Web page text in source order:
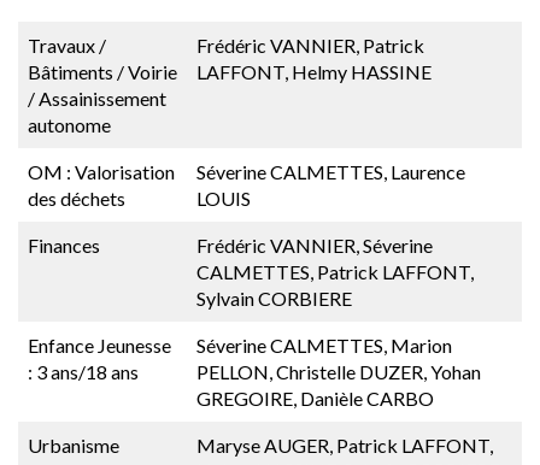
Travaux /
Bâtiments / Voirie
/ Assainissement
autonome
Frédéric VANNIER, Patrick
LAFFONT, Helmy HASSINE
OM : Valorisation
des déchets
Séverine CALMETTES, Laurence
LOUIS
Finances
Frédéric VANNIER, Séverine
CALMETTES, Patrick LAFFONT,
Sylvain CORBIERE
Enfance Jeunesse
: 3 ans/18 ans
Séverine CALMETTES, Marion
PELLON, Christelle DUZER, Yohan
GREGOIRE, Danièle CARBO
Urbanisme
Maryse AUGER, Patrick LAFFONT,